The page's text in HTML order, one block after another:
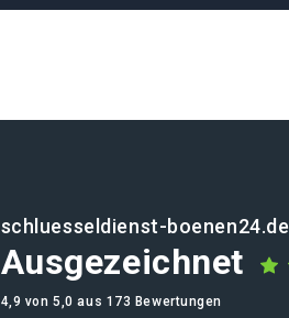
schluesseldienst-boenen24.de
Ausgezeichnet
4,9 von 5,0 aus 173 Bewertungen